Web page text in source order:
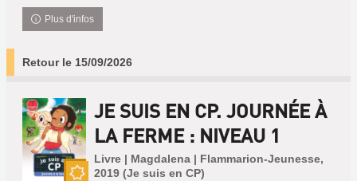
Plus d'infos
Retour le 15/09/2026
JE SUIS EN CP. JOURNÉE À
LA FERME : NIVEAU 1
Livre | Magdalena | Flammarion-Jeunesse,
2019 (Je suis en CP)